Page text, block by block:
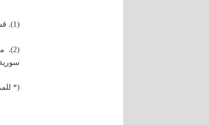
(1). قسم علوم البستنة، كلية الهندسة الزراعية، جامعة دمشق، دمشق, سورية.
(2).
(*